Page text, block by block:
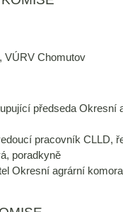
, VÚRV Chomutov
předseda Okresní
pracovník CLLD,
poradkyně
Okresní agrární